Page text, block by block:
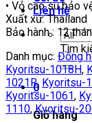
Liên hệ
Tìm
0
Giỏ hàng
• Vỏ cao su bảo
Xuất xứ: Thailand
Bảo hành : 12
Danh mục: Đồng
Kyoritsu-1018H,
1021R, Kyoritsu-
Kyoritsu-1061,
1110,Kyoritsu-